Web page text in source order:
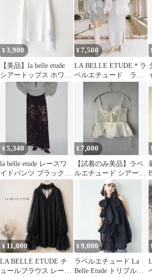
¥3,900
【美品】la belle etude
シアートップス ホワイ
¥7,500
LA BELLE ETUDE＊ラ
ベルエチュード ラメ
テープヤーンIラインス
¥5,340
la belle etude レースワ
イドパンツ ブラック
タグ付き
¥ 7,000
【試着のみ美品】ラベ
ルエチュード シアーペ
プラムビスチェ アイボ
¥ 11,000
LA BELLE ETUDE チ
ュールブラウス レース
¥9,000
ラベルエチュード La
Belle Etude トリプルリ